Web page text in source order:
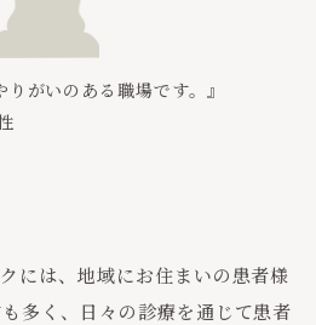
りがいのある職場です。』
には、地域にお住まいの患者様
多く、日々の診療を通じて患者